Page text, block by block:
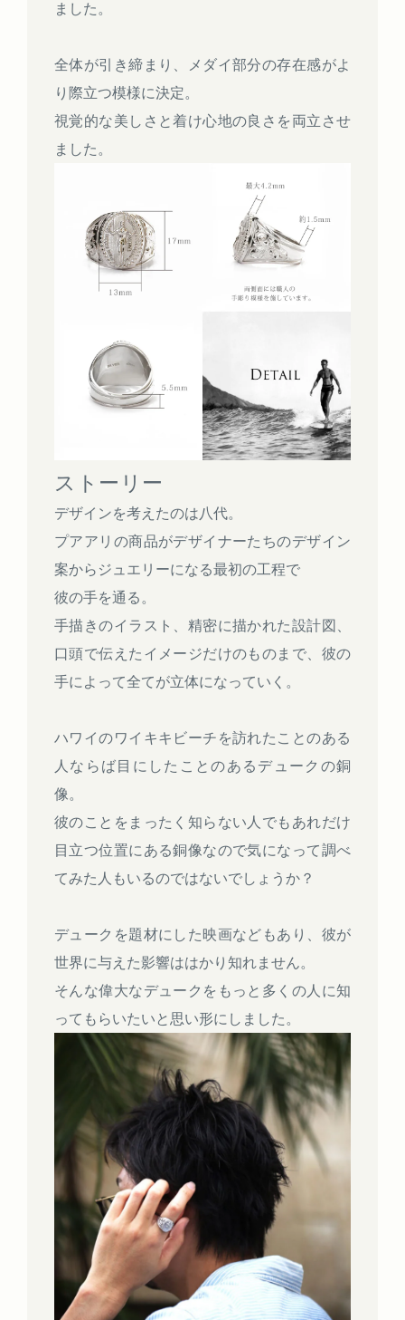
ました。
全体が引き締まり、メダイ部分の存在感がよ
り際立つ模様に決定。
視覚的な美しさと着け心地の良さを両立させ
ました。
ストーリー
デザインを考えたのは八代。
プアアリの商品がデザイナーたちのデザイン
案からジュエリーになる最初の工程で
彼の手を通る。
手描きのイラスト、精密に描かれた設計図、
口頭で伝えたイメージだけのものまで、彼の
手によって全てが立体になっていく。
ハワイのワイキキビーチを訪れたことのある
人ならば目にしたことのあるデュークの銅
像。
彼のことをまったく知らない人でもあれだけ
目立つ位置にある銅像なので気になって調べ
てみた人もいるのではないでしょうか？
デュークを題材にした映画などもあり、彼が
世界に与えた影響ははかり知れません。
そんな偉大なデュークをもっと多くの人に知
ってもらいたいと思い形にしました。